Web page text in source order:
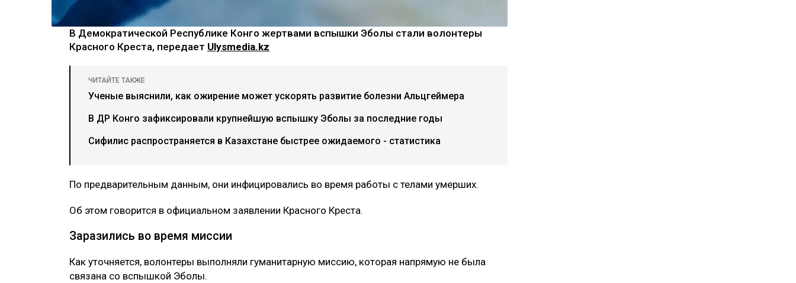
В Демократической Республике Конго жертвами вспышки Эболы стали волонтеры
Красного Креста, передает Ulysmedia.kz
ЧИТАЙТЕ ТАКЖЕ
Ученые выяснили, как ожирение может ускорять развитие болезни Альцгеймера
В ДР Конго зафиксировали крупнейшую вспышку Эболы за последние годы
Сифилис распространяется в Казахстане быстрее ожидаемого - статистика
По предварительным данным, они инфицировались во время работы с телами умерших.
Об этом говорится в официальном заявлении Красного Креста.
Заразились во время миссии
Как уточняется, волонтеры выполняли гуманитарную миссию, которая напрямую не была
связана со вспышкой Эболы.